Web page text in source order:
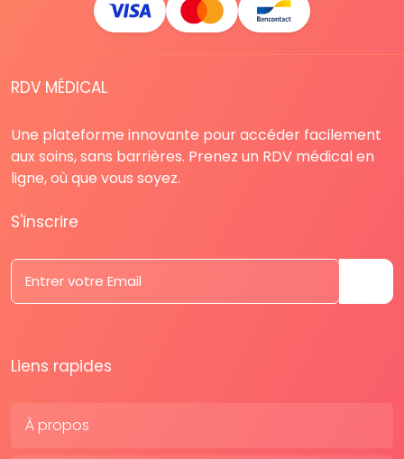
RDV MÉDICAL
Une plateforme innovante pour accéder facilement
aux soins, sans barrières. Prenez un RDV médical en
ligne, où que vous soyez.
S'inscrire
Liens rapides
À propos